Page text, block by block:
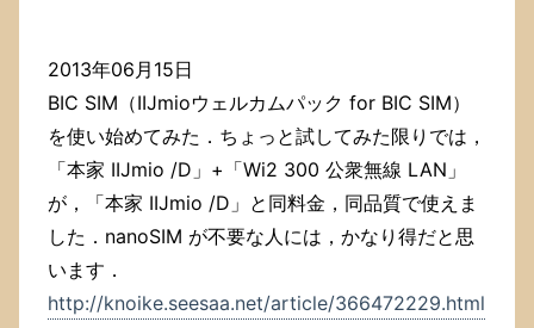
2013年06月15日
BIC SIM（IIJmioウェルカムパック for BIC SIM）
を使い始めてみた．ちょっと試してみた限りでは，
「本家 IIJmio /D」+「Wi2 300 公衆無線 LAN」
が，「本家 IIJmio /D」と同料金，同品質で使えま
した．nanoSIM が不要な人には，かなり得だと思
います．
http://knoike.seesaa.net/article/366472229.html